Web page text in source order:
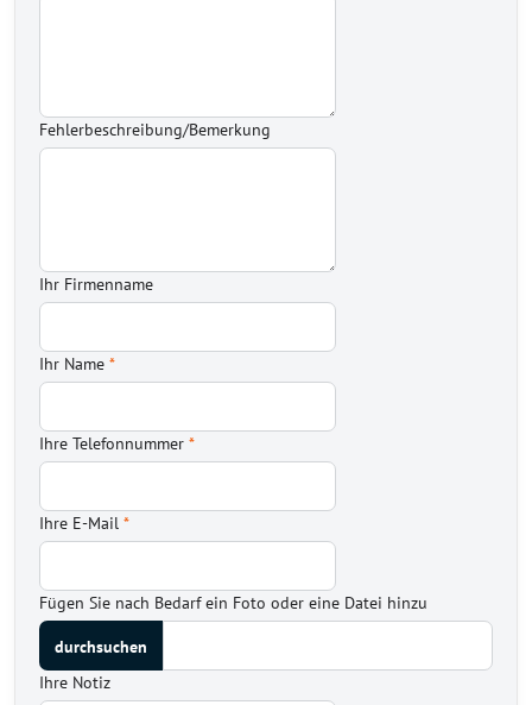
Fehlerbeschreibung/Bemerkung
Ihr Firmenname
Ihr Name *
Ihre Telefonnummer *
Ihre E-Mail *
Fügen Sie nach Bedarf ein Foto oder eine Datei hinzu
Ihre Notiz